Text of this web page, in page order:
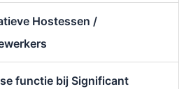
Hostessen /
functie bij Significant